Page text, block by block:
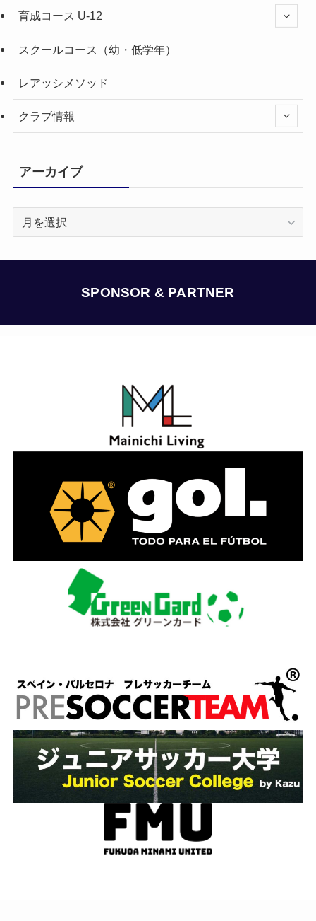
育成コース U-12
スクールコース（幼・低学年）
レアッシメソッド
クラブ情報
アーカイブ
SPONSOR & PARTNER